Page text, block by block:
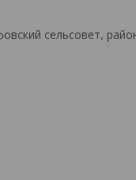
сельсовет,